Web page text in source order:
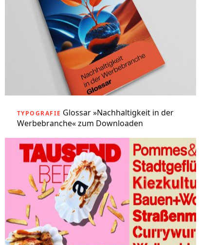
TYPOGRAFIE Glossar »Nachhaltigkeit in der
Werbebranche« zum Downloaden